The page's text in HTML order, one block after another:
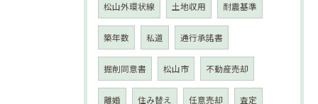
松山外環状線 土地収用 耐震基準
築年数 私道 通行承諾書
掘削同意書 松山市 不動産売却
離婚 住み替え 任意売却 査定